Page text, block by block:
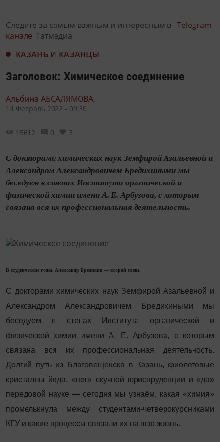
Следите за самым важным и интересным в Telegram-
канале Татмедиа
КАЗАНЬ И КАЗАНЦЫ
Заголовок: Химическое соединение
Альбина АБСАЛЯМОВА,
14 Февраль 2022 - 09:30
15612 0 3
С докторами химических наук Земфирой Азальевной и
Александром Александровичем Бредихиными мы
беседуем в стенах Института органической и
физической химии имени А. Е. Арбузова, с которым
связана вся их профессиональная деятельность.
В студенческие годы. Александр Бредихин — второй слева.
С докторами химических наук Земфирой Азальевной и
Александром Александровичем Бредихиными мы
беседуем в стенах Института органической и
физической химии имени А. Е. Арбузова, с которым
связана вся их профессиональная деятельность.
Долгий путь из Благовещенска в Казань, фиолетовые
кристаллы йода, «нет» скучной юриспруденции и «да»
передовой науке — сегодня мы узнаём, какая «химия»
промельк­нула между студентами-четверокурсниками
КГУ и какие процессы связали их на всю жизнь.